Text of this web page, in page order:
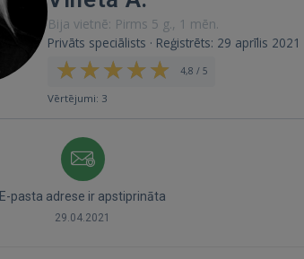
Bija vietnē: Pirms 5 g., 1 mēn.
Privāts speciālists · Reģistrēts: 29 aprīlis 2021
4,8 / 5
Vērtējumi: 3
E-pasta adrese ir apstiprināta
29.04.2021